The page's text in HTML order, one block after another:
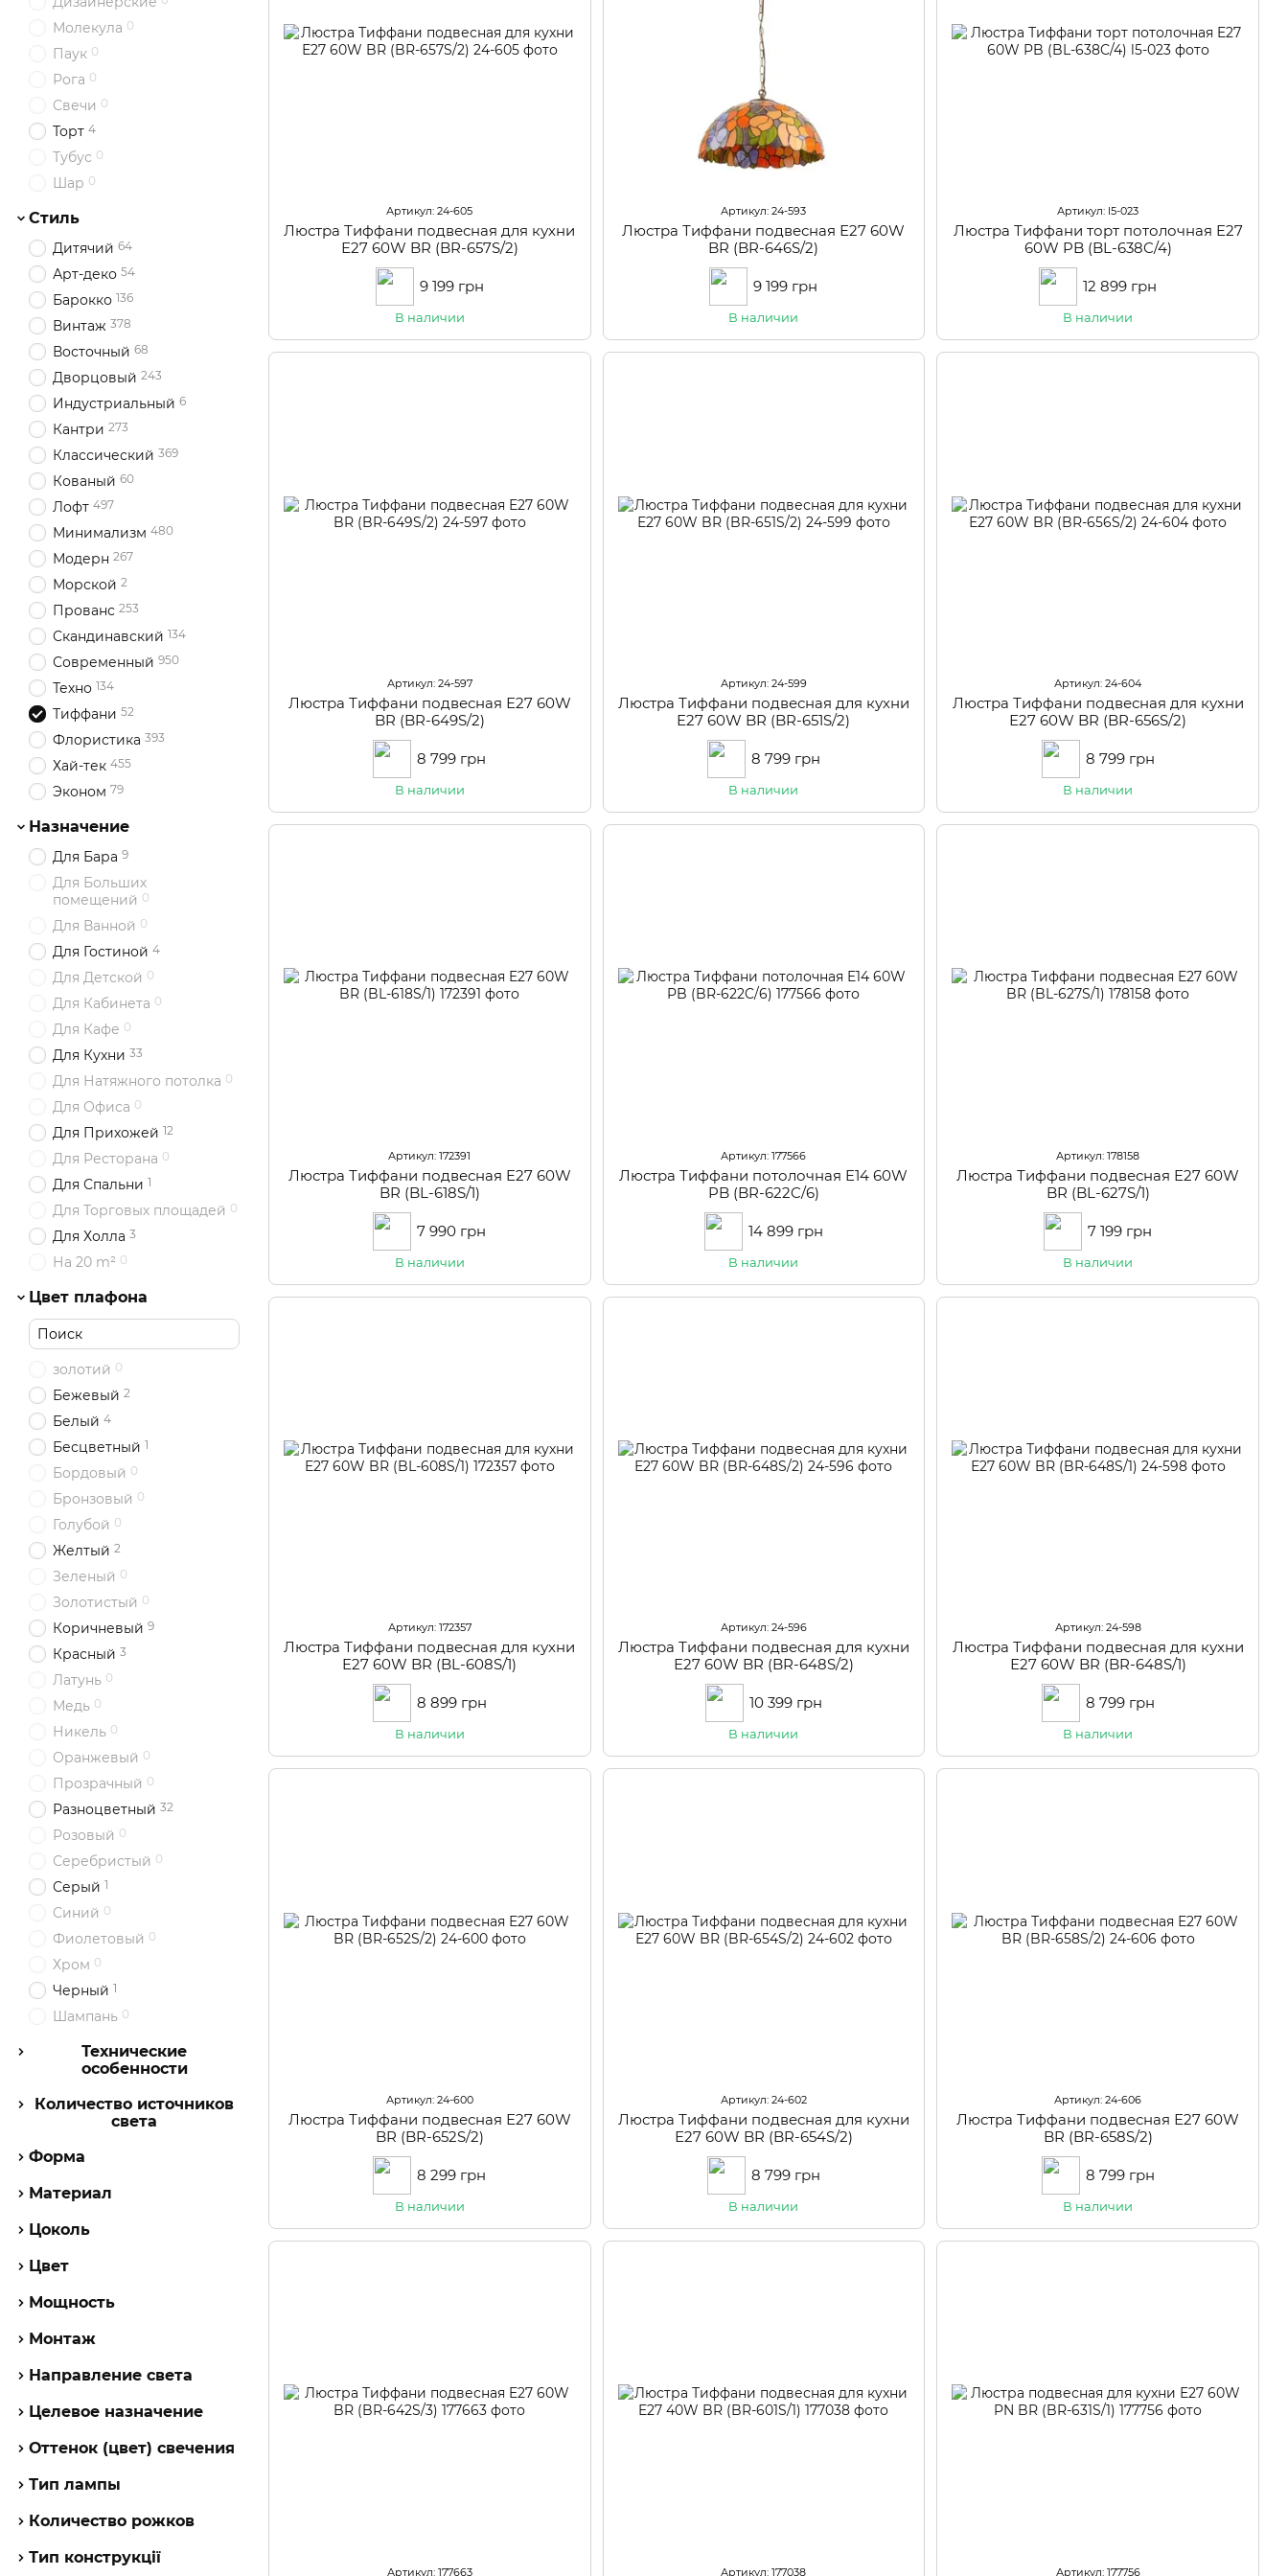
Артикул: 24-605
Люстра Тиффани подвесная для кухни
Е27 60W BR (BR-657S/2)
9 199 грн
В наличии
Артикул: 24-593
Люстра Тиффани подвесная Е27 60W
BR (BR-646S/2)
9 199 грн
В наличии
Артикул: l5-023
Люстра Тиффани торт потолочная E27
60W PB (BL-638C/4)
12 899 грн
В наличии
Артикул: 24-597
Люстра Тиффани подвесная Е27 60W
BR (BR-649S/2)
8 799 грн
В наличии
Артикул: 24-599
Люстра Тиффани подвесная для кухни
Е27 60W BR (BR-651S/2)
8 799 грн
В наличии
Артикул: 24-604
Люстра Тиффани подвесная для кухни
Е27 60W BR (BR-656S/2)
8 799 грн
В наличии
Артикул: 172391
Люстра Тиффани подвесная E27 60W
BR (BL-618S/1)
7 990 грн
В наличии
Артикул: 177566
Люстра Тиффани потолочная E14 60W
PB (BR-622C/6)
14 899 грн
В наличии
Артикул: 178158
Люстра Тиффани подвесная E27 60W
BR (BL-627S/1)
7 199 грн
В наличии
Артикул: 172357
Люстра Тиффани подвесная для кухни
E27 60W BR (BL-608S/1)
8 899 грн
В наличии
Артикул: 24-596
Люстра Тиффани подвесная для кухни
Е27 60W BR (BR-648S/2)
10 399 грн
В наличии
Артикул: 24-598
Люстра Тиффани подвесная для кухни
Е27 60W BR (BR-648S/1)
8 799 грн
В наличии
Артикул: 24-600
Люстра Тиффани подвесная Е27 60W
BR (BR-652S/2)
8 299 грн
В наличии
Артикул: 24-602
Люстра Тиффани подвесная для кухни
Е27 60W BR (BR-654S/2)
8 799 грн
В наличии
Артикул: 24-606
Люстра Тиффани подвесная Е27 60W
BR (BR-658S/2)
8 799 грн
В наличии
Артикул: 177663 Артикул: 177038 Артикул: 177756
Молекула 0
Паук 0
Рога 0
Свечи 0
Торт 4
Тубус 0
Шар 0
Стиль
Дитячий 64
Арт-деко 54
Барокко 136
Винтаж 378
Восточный 68
Дворцовый 243
Индустриальный 6
Кантри 273
Классический 369
Кованый 60
Лофт 497
Минимализм 480
Модерн 267
Морской 2
Прованс 253
Скандинавский 134
Современный 950
Техно 134
Тиффани 52
Флористика 393
Хай-тек 455
Эконом 79
Назначение
Для Бара 9
Для Больших
помещений 0
Для Ванной 0
Для Гостиной 4
Для Детской 0
Для Кабинета 0
Для Кафе 0
Для Кухни 33
Для Натяжного потолка 0
Для Офиса 0
Для Прихожей 12
Для Ресторана 0
Для Спальни 1
Для Торговых площадей 0
Для Холла 3
На 20 m² 0
Цвет плафона
золотий 0
Бежевый 2
Белый 4
Бесцветный 1
Бордовый 0
Бронзовый 0
Голубой 0
Желтый 2
Зеленый 0
Золотистый 0
Коричневый 9
Красный 3
Латунь 0
Медь 0
Никель 0
Оранжевый 0
Прозрачный 0
Разноцветный 32
Розовый 0
Серебристый 0
Серый 1
Синий 0
Фиолетовый 0
Хром 0
Черный 1
Шампань 0
Технические
особенности
Количество источников
света
Форма
Материал
Цоколь
Цвет
Мощность
Монтаж
Направление света
Целевое назначение
Оттенок (цвет) свечения
Тип лампы
Количество рожков
Тип конструкції